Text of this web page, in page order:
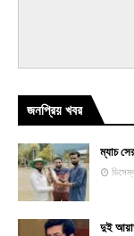
জনপ্রিয় খবর
ম্যাচ
দুই